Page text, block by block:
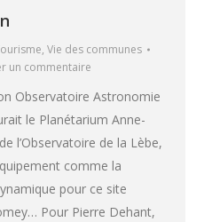
, Vie des communes
un commentaire
Observatoire Astronomie
le Planétarium Anne-
l’Observatoire de la Lèbe,
comme la
pour ce site
Pour Pierre Dehant,